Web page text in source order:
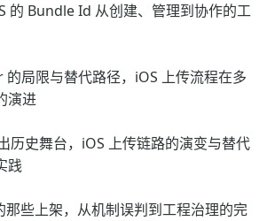
的 Bundle Id 从创建、管理到协作的工
局限与替代路径，iOS 上传流程在多
演进
历史舞台，iOS 上传链路的演变与替代
践
那些上架，从机制误判到工程治理的完